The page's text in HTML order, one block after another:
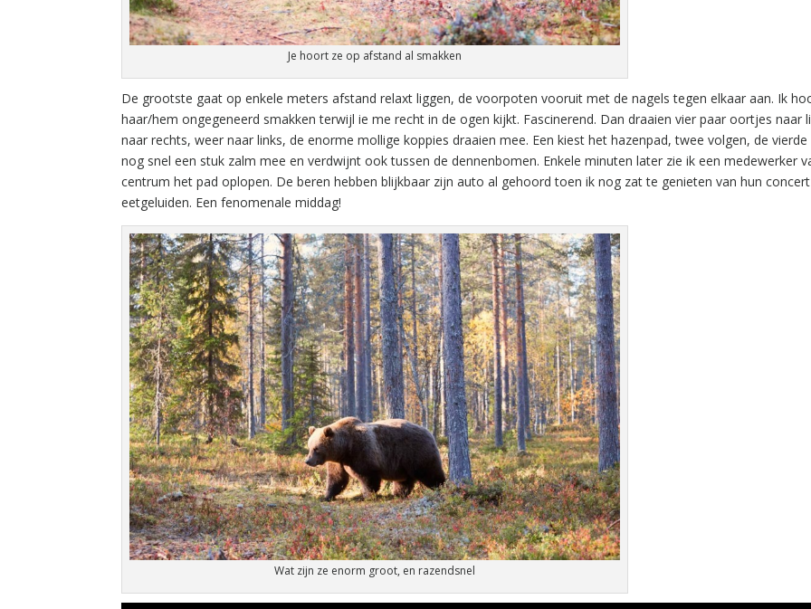
Je hoort ze op afstand al smakken
De grootste gaat op enkele meters afstand relaxt liggen, de voorpoten vooruit met de nagels tegen elkaar aan. Ik
haar/hem ongegeneerd smakken terwijl ie me recht in de ogen kijkt. Fascinerend. Dan draaien vier paar oortjes naar
naar rechts, weer naar links, de enorme mollige koppies draaien mee. Een kiest het hazenpad, twee volgen, de
nog snel een stuk zalm mee en verdwijnt ook tussen de dennenbomen. Enkele minuten later zie ik een medewerker
centrum het pad oplopen. De beren hebben blijkbaar zijn auto al gehoord toen ik nog zat te genieten van hun
eetgeluiden. Een fenomenale middag!
Wat zijn ze enorm groot, en razendsnel